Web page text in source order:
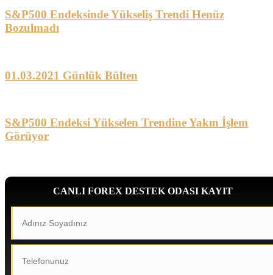
S&P500 Endeksinde Yükseliş Trendi Henüz
Bozulmadı
01.03.2021 Günlük Bülten
S&P500 Endeksi Yükselen Trendine Yakın İşlem
Görüyor
CANLI FOREX DESTEK ODASI KAYIT